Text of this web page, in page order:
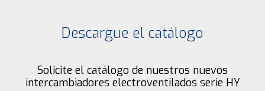
Descargue el catálogo
Solicite el catálogo de nuestros nuevos
intercambiadores electroventilados serie HY